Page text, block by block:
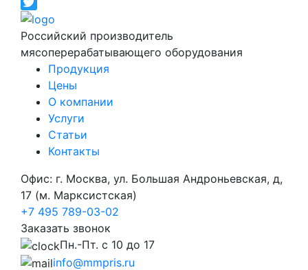
Twitter
Российский производитель
мясоперерабатывающего оборудования
Продукция
Цены
О компании
Услуги
Статьи
Контакты
Офис: г. Москва, ул. Большая Андроньевская, д,
17 (м. Марксистская)
+7 495 789-03-02
Заказать звонок
Пн.-Пт. с 10 до 17
info@mmpris.ru